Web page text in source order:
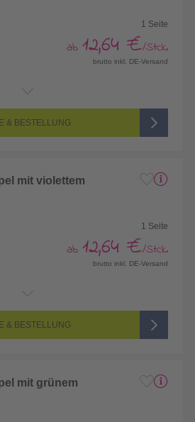
1 Seite
ab 12,64 €/Stck.
brutto inkl. DE-Versand
bedruckt, Rückseite unbedruckt)
weiß bedruckt)
& BESTELLUNG
mit violettem
1 Seite
ab 12,64 €/Stck.
brutto inkl. DE-Versand
bedruckt, Rückseite unbedruckt)
weiß bedruckt)
& BESTELLUNG
mit grünem